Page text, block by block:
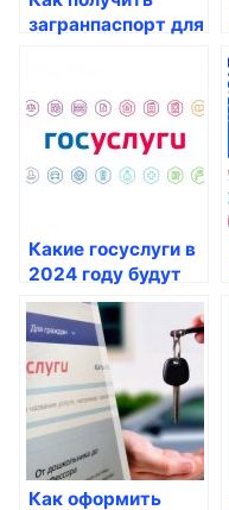
загранпаспорт для
Какие госуслуги в
2024 году будут
предоставляться
россиянам?
Как оформить